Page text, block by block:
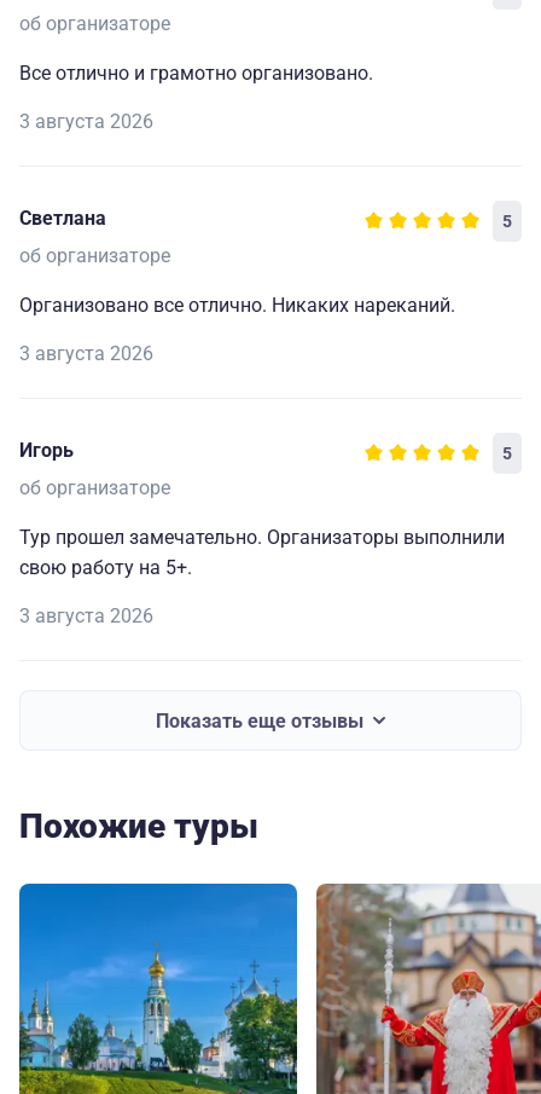
об организаторе
Все отлично и грамотно организовано.
3 августа 2026
Светлана 5
об организаторе
Организовано все отлично. Никаких нареканий.
3 августа 2026
Игорь 5
об организаторе
Тур прошел замечательно. Организаторы выполнили
свою работу на 5+.
3 августа 2026
Показать еще отзывы
Похожие туры